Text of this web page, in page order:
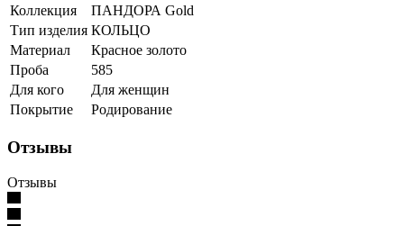
Коллекция
ПАНДОРА Gold
Тип изделия КОЛЬЦО
Материал
Красное золото
Проба
585
Для кого
Для женщин
Покрытие
Родирование
Отзывы
Отзывы